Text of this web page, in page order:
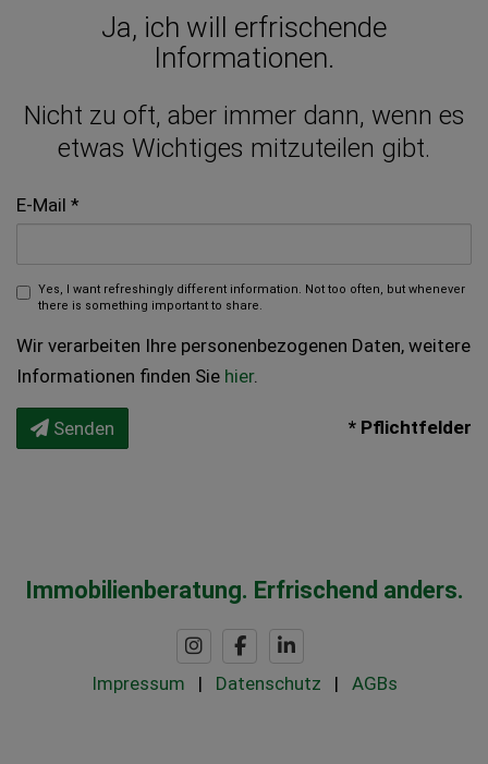
Ja, ich will erfrischende
Informationen.
Nicht zu oft, aber immer dann, wenn es
etwas Wichtiges mitzuteilen gibt.
E-Mail
Yes, I want refreshingly different information. Not too often, but whenever
there is something important to share.
Wir verarbeiten Ihre personenbezogenen Daten, weitere
Informationen finden Sie hier.
Senden * Pflichtfelder
Immobilienberatung. Erfrischend anders.
Impressum | Datenschutz | AGBs